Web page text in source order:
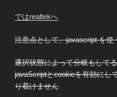
ではrealtekへ
注意点として、javascript を使
選択状態によって分岐もして
javaScriptとcookieを有効にし
り着けません